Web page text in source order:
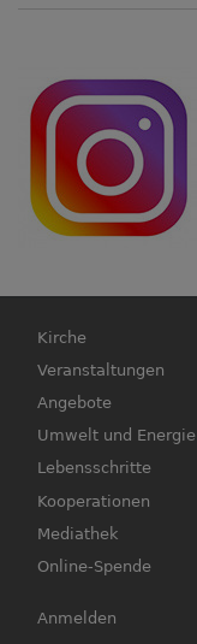
Hauptnavigation
Kirche
Veranstaltungen
Angebote
Umwelt und Energie
Lebensschritte
Kooperationen
Mediathek
Online-Spende
Benutzermenü
Anmelden